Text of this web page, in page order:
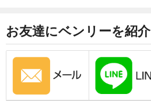
お友達にベンリーを紹介